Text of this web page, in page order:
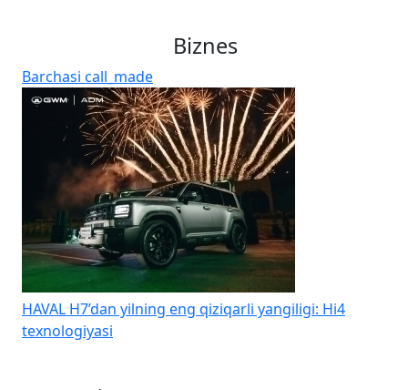
Biznes
Barchasi call_made
HAVAL H7’dan yilning eng qiziqarli yangiligi: Hi4
texnologiyasi